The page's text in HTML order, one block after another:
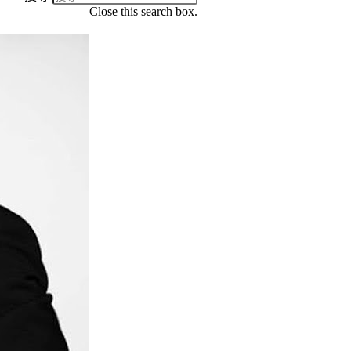
Close this search box.